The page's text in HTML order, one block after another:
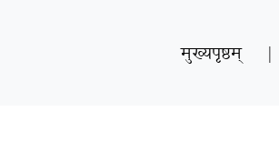
मुख्यपृष्ठम् |